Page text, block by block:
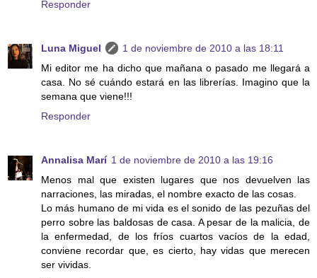
Responder
Luna Miguel
1 de noviembre de 2010 a las 18:11
Mi editor me ha dicho que mañana o pasado me llegará a
casa. No sé cuándo estará en las librerías. Imagino que la
semana que viene!!!
Responder
Annalisa Marí 1 de noviembre de 2010 a las 19:16
Menos mal que existen lugares que nos devuelven las
narraciones, las miradas, el nombre exacto de las cosas.
Lo más humano de mi vida es el sonido de las pezuñas del
perro sobre las baldosas de casa. A pesar de la malicia, de
la enfermedad, de los fríos cuartos vacíos de la edad,
conviene recordar que, es cierto, hay vidas que merecen
ser vividas.